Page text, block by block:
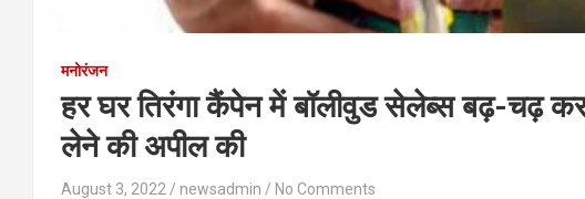
मनोरंजन
हर घर तिरंगा कैंपेन में बॉलीवुड सेलेब्स बढ़-चढ़
लेने की अपील की
August 3, 2022 newsadmin No Comments